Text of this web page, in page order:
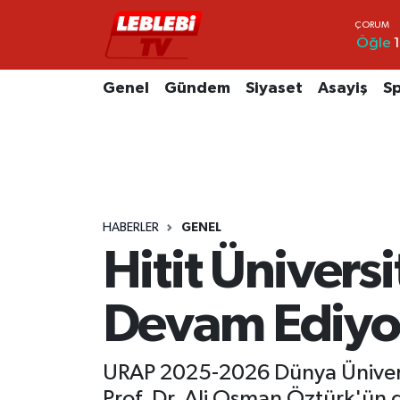
Öğle
Genel Gündem Siyaset Asayiş
HABERLER GENEL
Hitit
Devam
URAP 2025-2026 Dünya
Hava Durumu
Tüm Manşetler
Haber Arşivi